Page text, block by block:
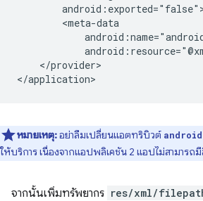
</provider>
หมายเหตุ:อย่าลืมเปลี่ยนแอตทริบิวต์
ให้บริการ เนื่องจากแอปพลิเคชัน 2 แอปไม่สามาร
จากนั้นเพิ่มทรัพยากร res/xml/